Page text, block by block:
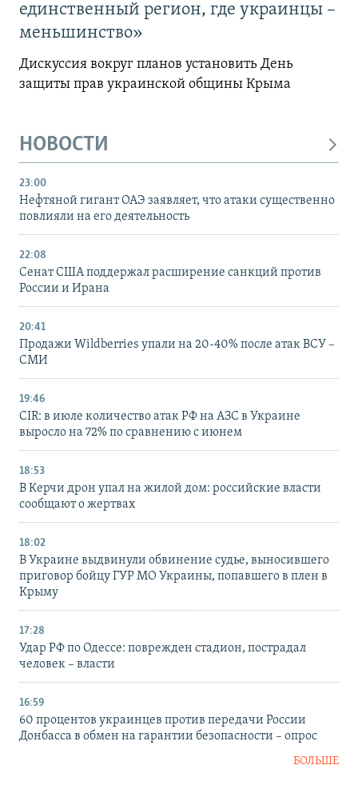
единственный регион, где украинцы –
меньшинство»
Дискуссия вокруг планов установить День
защиты прав украинской общины Крыма
НОВОСТИ
23:00
Нефтяной гигант ОАЭ заявляет, что атаки существенно
повлияли на его деятельность
22:08
Сенат США поддержал расширение санкций против
России и Ирана
20:41
Продажи Wildberries упали на 20-40% после атак ВСУ –
СМИ
19:46
CIR: в июле количество атак РФ на АЗС в Украине
выросло на 72% по сравнению с июнем
18:53
В Керчи дрон упал на жилой дом: российские власти
сообщают о жертвах
18:02
В Украине выдвинули обвинение судье, выносившего
приговор бойцу ГУР МО Украины, попавшего в плен в
Крыму
17:28
Удар РФ по Одессе: поврежден стадион, пострадал
человек – власти
16:59
60 процентов украинцев против передачи России
Донбасса в обмен на гарантии безопасности – опрос
БОЛЬШЕ